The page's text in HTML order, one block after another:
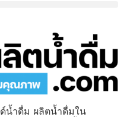
น้ำดื่ม ผลิตน้ำดื่มใน